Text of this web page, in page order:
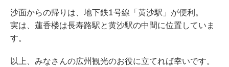
沙面からの帰りは、地下鉄1号線「黄沙駅」が便利。
実は、蓮香楼は長寿路駅と黄沙駅の中間に位置していま
す。
以上、みなさんの広州観光のお役に立てれば幸いです。